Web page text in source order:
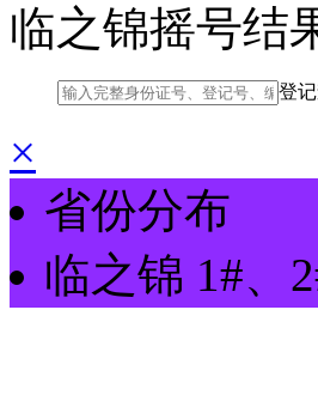
临之锦摇号结
登
×
省份分布
临之锦 1#、